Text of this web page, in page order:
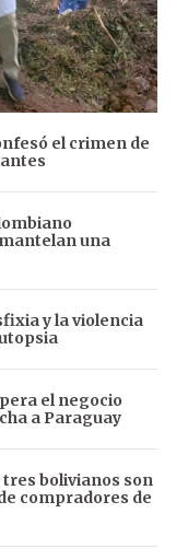
el crimen de
una
y la violencia
el negocio
a Paraguay
tres bolivianos son
compradores de